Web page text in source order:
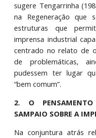
sugere Tengarrinha
na Regeneração que
estruturas que
imprensa industrial
centrado no relato de
de problemáticas,
pudessem ter lugar
“bem comum”.
2. O
SAMPAIO SOBRE A
Na conjuntura atrás